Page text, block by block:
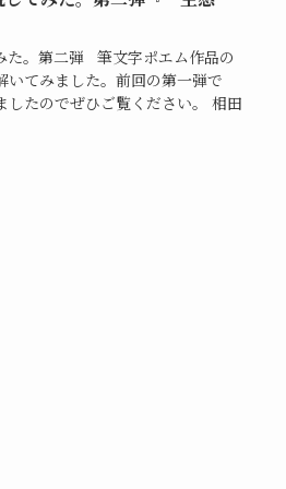
た。第二弾 筆文字ポエム作品の
てみました。前回の第一弾で
たのでぜひご覧ください。 相田